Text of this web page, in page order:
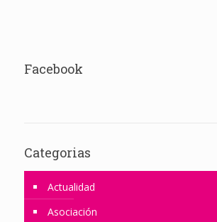
Facebook
Categorias
Actualidad
Asociación